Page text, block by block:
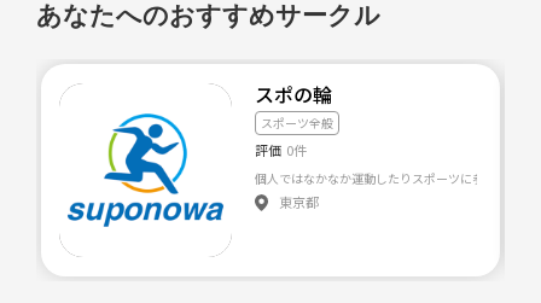
メンバーは皆んな20代なので
僕含めて地方から出てきた人が多いので、
友達作りにも最適です🤗
現在未経験者が2人いるので、未経験の方もやりやすい環境です！
一緒にバスケ上手くなりましょう！！
次回の活動は3月13日(水曜日)20:30〜22:30で
あなたへのおすすめサークル
スポの輪
スポーツ全般
評価 0件
個人ではなかなか運動したりスポーツに参加した
東京都